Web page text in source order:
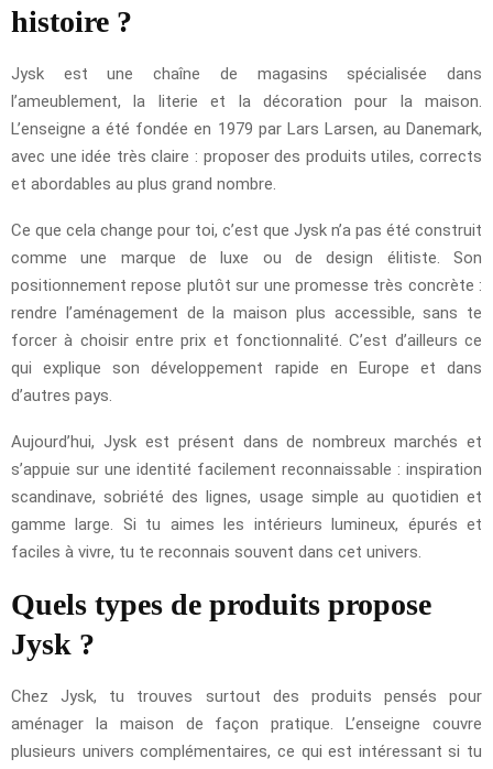
histoire ?
Jysk est une chaîne de magasins spécialisée dans
l’ameublement, la literie et la décoration pour la maison.
L’enseigne a été fondée en 1979 par Lars Larsen, au Danemark,
avec une idée très claire : proposer des produits utiles, corrects
et abordables au plus grand nombre.
Ce que cela change pour toi, c’est que Jysk n’a pas été construit
comme une marque de luxe ou de design élitiste. Son
positionnement repose plutôt sur une promesse très concrète :
rendre l’aménagement de la maison plus accessible, sans te
forcer à choisir entre prix et fonctionnalité. C’est d’ailleurs ce
qui explique son développement rapide en Europe et dans
d’autres pays.
Aujourd’hui, Jysk est présent dans de nombreux marchés et
s’appuie sur une identité facilement reconnaissable : inspiration
scandinave, sobriété des lignes, usage simple au quotidien et
gamme large. Si tu aimes les intérieurs lumineux, épurés et
faciles à vivre, tu te reconnais souvent dans cet univers.
Quels types de produits propose
Jysk ?
Chez Jysk, tu trouves surtout des produits pensés pour
aménager la maison de façon pratique. L’enseigne couvre
plusieurs univers complémentaires, ce qui est intéressant si tu